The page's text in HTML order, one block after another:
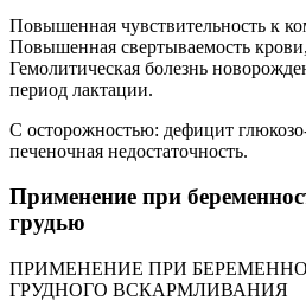
Повышенная чувствительность к
Повышенная свертываемость
Гемолитическая болезнь
период лактации.
С осторожностью: дефицит
печеночная недостаточность.
Применение при
грудью
ПРИМЕНЕНИЕ ПРИ
ГРУДНОГО ВСКАРМЛИВАНИЯ